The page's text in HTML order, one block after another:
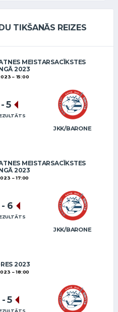
TIKŠANĀS REIZES
MEISTARSACĪKSTES
2023
15:00
JKK/BARONE
-5
MEISTARSACĪKSTES
2023
17:00
JKK/BARONE
- 6
2023
18:00
-5